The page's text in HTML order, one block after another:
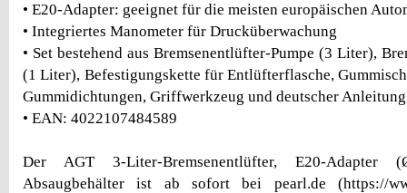
• E20-Adapter: geeignet für die meisten europäischen
• Integriertes Manometer für Drucküberwachung
• Set bestehend aus Bremsenentlüfter-Pumpe (3 Liter),
(1 Liter), Befestigungskette für Entlüfterflasche,
Gummidichtungen, Griffwerkzeug und deutscher Anleitung
• EAN: 4022107484589
Der AGT 3-Liter-Bremsenentlüfter, E20-Adapter
Absaugbehälter ist ab sofort bei pearl.de (https://